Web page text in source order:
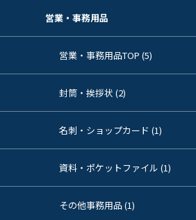
営業・事務用品
営業・事務用品TOP (5)
封筒・挨拶状 (2)
名刺・ショップカード (1)
資料・ポケットファイル (1)
その他事務用品 (1)